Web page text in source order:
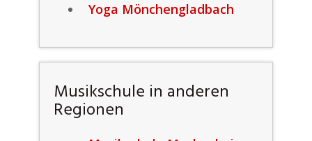
Yoga Mönchengladbach
Musikschule in anderen
Regionen